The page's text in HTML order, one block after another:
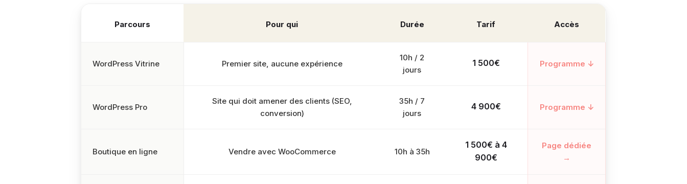
Parcours Pour qui Durée Tarif Accès
WordPress Vitrine Premier site, aucune expérience
10h / 2
jours
1 500€ Programme ↓
WordPress Pro
Site qui doit amener des clients (SEO,
conversion)
35h / 7
jours
4 900€ Programme ↓
Boutique en ligne Vendre avec WooCommerce 10h à 35h
1 500€ à 4
900€
Page dédiée
→